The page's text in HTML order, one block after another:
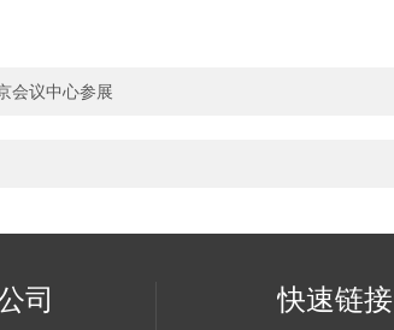
会议中心参展
司 快速链接